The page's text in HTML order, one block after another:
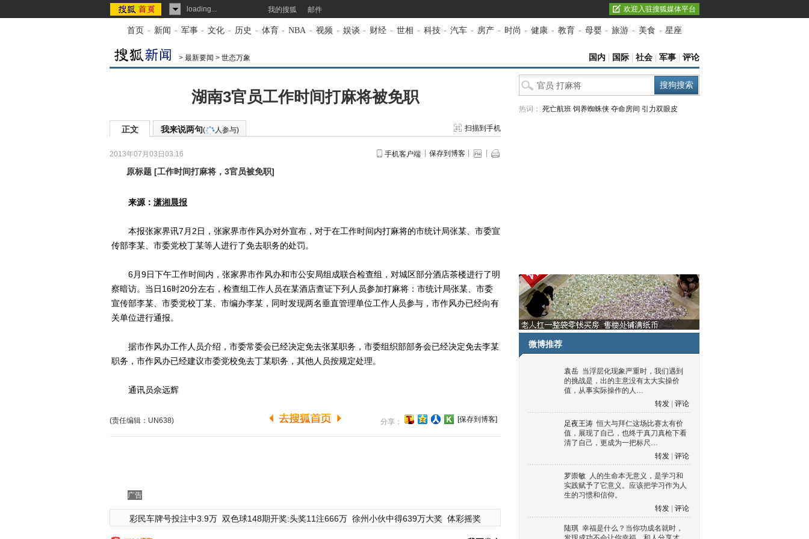
loading... 我的搜狐 邮件 欢迎入驻搜狐媒体平台
首页 - 新闻 - 军事 - 文化 - 历史 - 体育 - NBA - 视频 - 娱谈 - 财经 - 世相 - 科技 - 汽车 - 房产 - 时尚 - 健康 - 教育 - 母婴 - 旅游 - 美食 - 星座
> 最新要闻 > 世态万象 国内 国际 社会 军事 评论
湖南3官员工作时间打麻将被免职
正文 我来说两句( 人参与) 扫描到手机
2013年07月03日03:16 手机客户端 保存到博客
原标题 [工作时间打麻将，3官员被免职]
来源： 潇湘晨报
本报张家界讯7月2日，张家界市作风办对外宣布，对于在工作时间内打麻将的市统计局张某、市委宣
传部李某、市委党校丁某等人进行了免去职务的处罚。
6月9日下午工作时间内，张家界市作风办和市公安局组成联合检查组，对城区部分酒店茶楼进行了明
察暗访。当日16时20分左右，检查组工作人员在某酒店查证下列人员参加打麻将：市统计局张某、市委
宣传部李某、市委党校丁某、市编办李某，同时发现两名垂直管理单位工作人员参与，市作风办已经向有
关单位进行通报。
据市作风办工作人员介绍，市委常委会已经决定免去张某职务，市委组织部部务会已经决定免去李某
职务，市作风办已经建议市委党校免去丁某职务，其他人员按规定处理。
通讯员佘远辉
(责任编辑：UN638) 分享： [保存到博客]
广告
彩民车牌号投注中3.9万 双色球148期开奖:头奖11注666万 徐州小伙中得639万大奖 体彩摇奖
热词： 死亡航班 饲养蜘蛛侠 夺命房间 引力双眼皮
微博推荐
袁岳 当浮层化现象严重时，我们遇到
的挑战是，出的主意没有太大实操价
值，从事实际操作的人…
转发
评论
足夜王涛 恒大与拜仁这场比赛太有价
值，展现了自己，也终于真刀真枪下看
清了自己，更成为一把标尺…
转发
评论
罗崇敏 人的生命本无意义，是学习和
实践赋予了它意义。应该把学习作为人
生的习惯和信仰。
转发
评论
陆琪 幸福是什么？当你功成名就时，